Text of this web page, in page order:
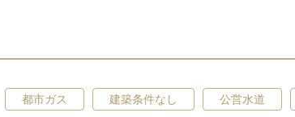
都市ガス 建築条件なし 公営水道